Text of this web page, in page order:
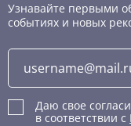
Узнавайте первыми
событиях и новых
Даю свое
в соответствии с